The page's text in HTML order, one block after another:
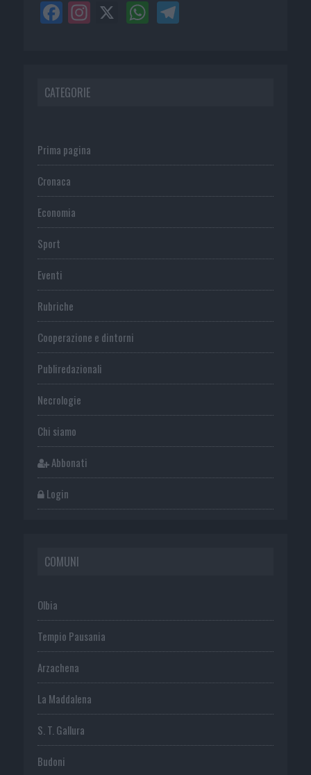
CATEGORIE
Prima pagina
Cronaca
Economia
Sport
Eventi
Rubriche
Cooperazione e dintorni
Publiredazionali
Necrologie
Chi siamo
Abbonati
Login
COMUNI
Olbia
Tempio Pausania
Arzachena
La Maddalena
S. T. Gallura
Budoni